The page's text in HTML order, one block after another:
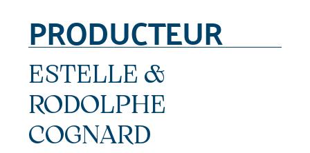
PRODUCTEUR
ESTELLE &
RODOLPHE
COGNARD